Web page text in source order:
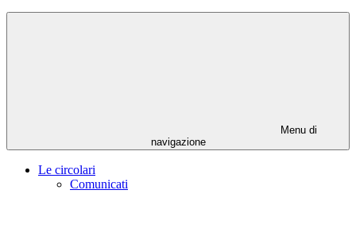
Menu di
navigazione
Le circolari
Comunicati